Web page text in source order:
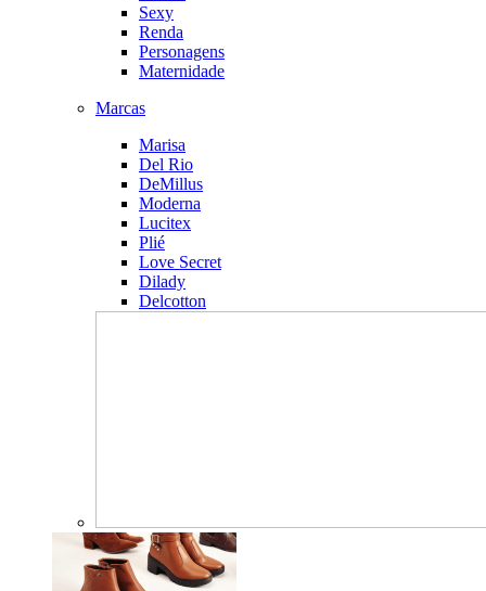
Sexy
Renda
Personagens
Maternidade
Marcas
Marisa
Del Rio
DeMillus
Moderna
Lucitex
Plié
Love Secret
Dilady
Delcotton